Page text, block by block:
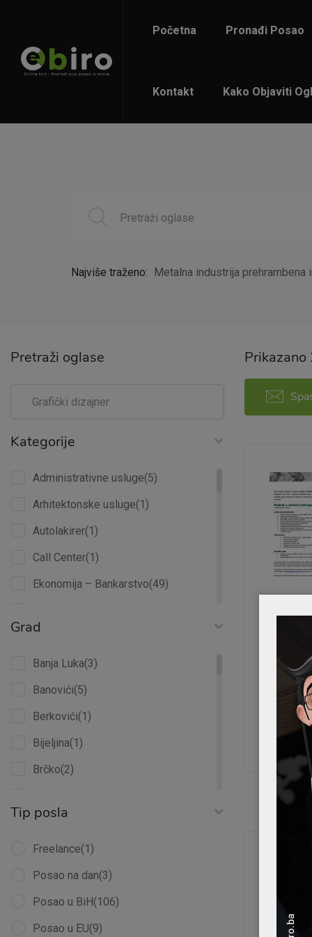
Početna Pronađi Posao
Kontakt Kako Objaviti
Najviše traženo: Metalna industrija
Pretraži oglase
Kategorije
Administrativne usluge(5)
Arhitektonske usluge(1)
Autolakirer(1)
Call Center(1)
Ekonomija – Bankarstvo(49)
(1)
Elektrotehnika
Građevinarstvo
IT
(3)
Marketing
Metalna industrija
Ostalo(3)
Pravo
Prehrambena industrija
Prodaja
(4)
Prodaja i usluge
Grad
Banja Luka(3)
Banovići(5)
Berkovići(1)
Bijeljina(1)
Brčko(2)
Doboj
Doboj Jug(2)
Foča(4)
Goražde (2)
Gračanica(1)
Tip posla
Freelance(1)
Posao na dan(3)
Posao u BiH(106)
Posao u EU(9)
Prikazano